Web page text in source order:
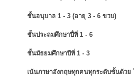
ชั้นอนุบาล 1 - 3 (อายุ 3 - 6 ขวบ)
ชั้นประถมศึกษาปี่ที่ 1 - 6
ชั้นมัธยมศึกษาปีที่ 1 - 3
เน้นภาษาอังกฤษทุกคนทุกระดับชั้นด้วย